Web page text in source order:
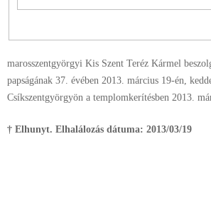
marosszentgyörgyi Kis Szent Teréz Kármel
papságának 37. évében 2013. március 19-én,
Csíkszentgyörgyön a templomkerítésben 2013.
† Elhunyt. Elhalálozás dátuma: 2013/03/19